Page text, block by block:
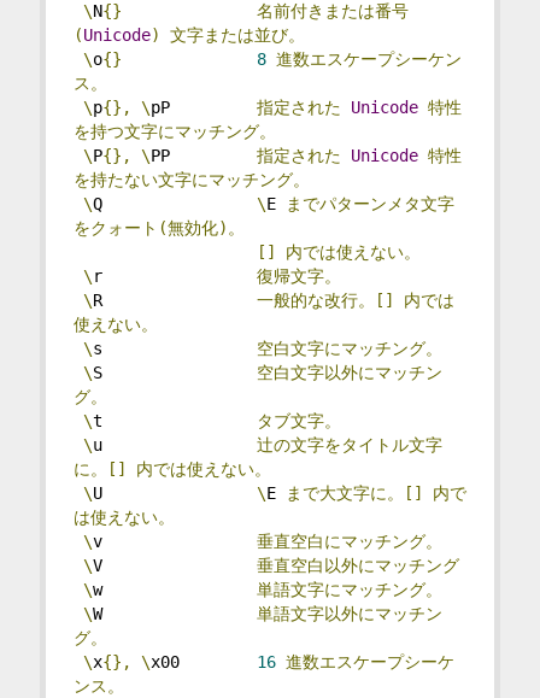
\N{}
名前付きまたは番号
(Unicode)
文字または並び。
\o{} 8 進数エスケープシーケン
ス。
\p{}, \pP 指定された Unicode 特性
を持つ文字にマッチング。
\P{}, \PP 指定された Unicode 特性
を持たない文字にマッチング。
\Q \E
までパターンメタ文字
をクォート(無効化)。
[]
内では使えない。
\ r 復帰文字。
\R 一般的な改行。[]
内では
使えない。
\s 空白文字にマッチング。
\S 空白文字以外にマッチン
グ。
\t
タブ文字。
\u 辻の文字をタイトル文字
に。[]
内では使えない。
\U \E まで大文字に。[]
内で
は使えない。
\v 垂直空白にマッチング。
\V 垂直空白以外にマッチング
\w 単語文字にマッチング。
\W 単語文字以外にマッチン
グ。
\x{}, \x00 16 進数エスケープシーケ
ンス。